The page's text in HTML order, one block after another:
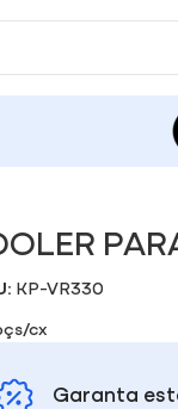
KP-VR330
cx
Garanta